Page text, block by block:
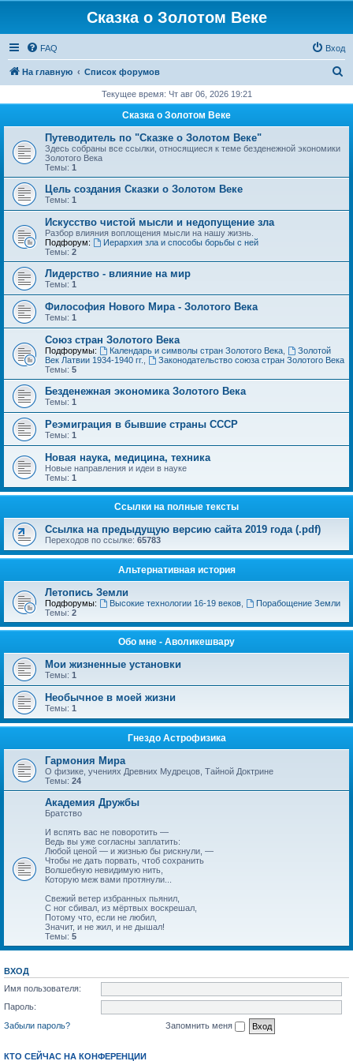
Сказка о Золотом Веке
FAQ Вход
На главную Список форумов
с
Текущее время: Чт авг 06, 2026 19:21
Сказка о Золотом Веке
Путеводитель по "Сказке о Золотом Веке"
Здесь собраны все ссылки, относящиеся к теме безденежной экономики
Золотого Века
Темы: 1
Цель создания Сказки о Золотом Веке
Темы: 1
Искусство чистой мысли и недопущение зла
Разбор влияния воплощения мысли на нашу жизнь.
Подфорум:
Иерархия зла и способы борьбы с ней
Темы: 2
Лидерство - влияние на мир
Темы: 1
Философия Нового Мира - Золотого Века
Темы: 1
Cоюз стран Золотого Века
Подфорумы: Календарь и символы стран Золотого Века,
Золотой
Век Латвии 1934-1940 гг.
Законодательство союза стран Золотого Века
Темы: 5
Безденежная экономика Золотого Века
Темы: 1
Реэмиграция в бывшие страны СССР
Темы: 1
Новая наука, медицина, техника
Новые направления и идеи в науке
Темы: 1
Ссылки на полные тексты
Ссылка на предыдущую версию сайта 2019 года (.pdf)
Переходов по ссылке: 65783
Альтернативная история
Летопись Земли
Подфорумы: Высокие технологии 16-19 веков,
Порабощение Земли
Темы: 2
Обо мне - Аволикешвару
Мои жизненные установки
Темы: 1
Необычное в моей жизни
Темы: 1
Гнездо Астрофизика
Гармония Мира
О физике, учениях Древних Мудрецов, Тайной Доктрине
Темы: 24
Академия Дружбы
Братство
И вспять вас не поворотить —
Ведь вы уже согласны заплатить:
Любой ценой — и жизнью бы рискнули, —
Чтобы не дать порвать, чтоб сохранить
Волшебную невидимую нить,
Которую меж вами протянули...
Свежий ветер избранных пьянил,
С ног сбивал, из мёртвых воскрешал,
Потому что, если не любил,
Значит, и не жил, и не дышал!
Темы: 5
ВХОД
Имя пользователя:
Пароль:
Забыли пароль?
Запомнить меня
КТО СЕЙЧАС НА КОНФЕРЕНЦИИ